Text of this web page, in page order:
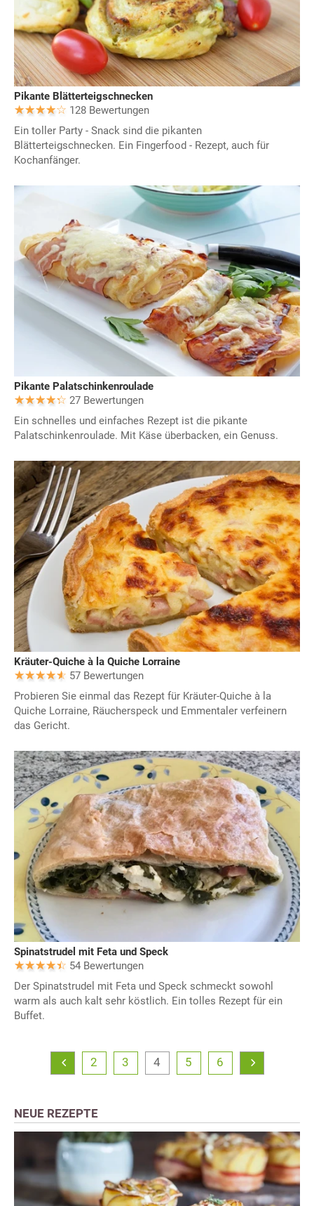
Pikante Blätterteigschnecken
128 Bewertungen
Ein toller Party - Snack sind die pikanten
Blätterteigschnecken. Ein Fingerfood - Rezept, auch für
Kochanfänger.
Pikante Palatschinkenroulade
27 Bewertungen
Ein schnelles und einfaches Rezept ist die pikante
Palatschinkenroulade. Mit Käse überbacken, ein Genuss.
Kräuter-Quiche à la Quiche Lorraine
57 Bewertungen
Probieren Sie einmal das Rezept für Kräuter-Quiche à la
Quiche Lorraine, Räucherspeck und Emmentaler verfeinern
das Gericht.
Spinatstrudel mit Feta und Speck
54 Bewertungen
Der Spinatstrudel mit Feta und Speck schmeckt sowohl
warm als auch kalt sehr köstlich. Ein tolles Rezept für ein
Buffet.
2 3 4 5 6
NEUE REZEPTE